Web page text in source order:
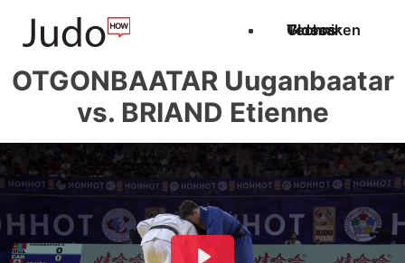
Techniken
Videos
Glossar
OTGONBAATAR Uuganbaatar
vs. BRIAND Etienne